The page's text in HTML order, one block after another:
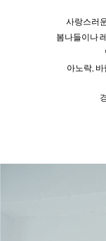
사랑스러
봄나들이나
아노락,